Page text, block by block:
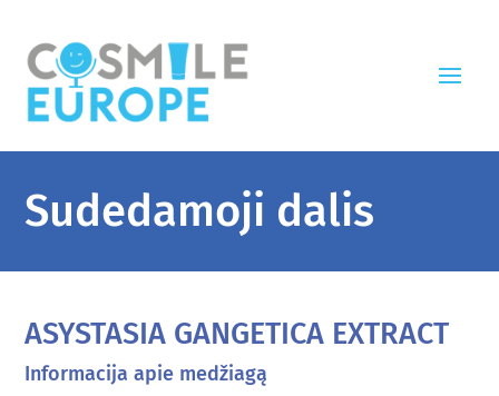
Sudedamoji dalis
ASYSTASIA GANGETICA EXTRACT
Informacija apie medžiagą